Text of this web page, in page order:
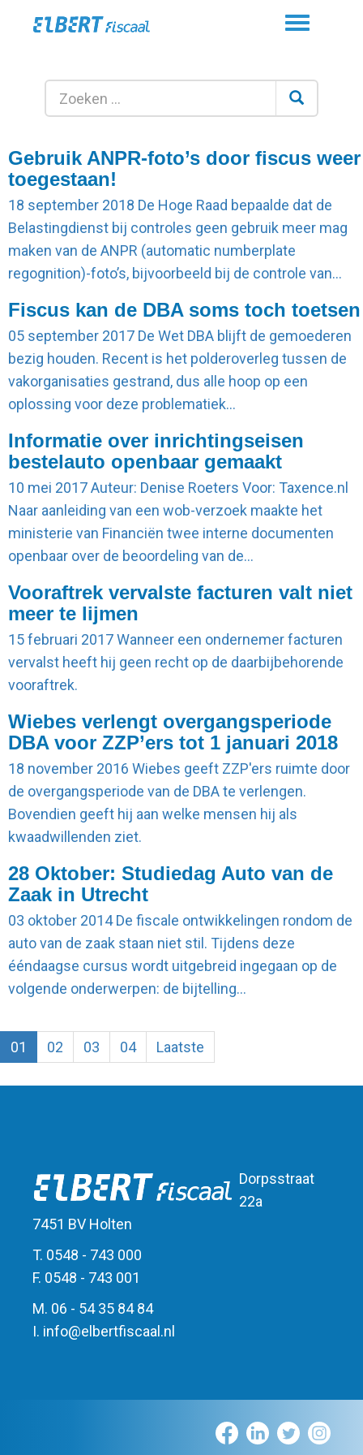
Toggle
Gebruik ANPR-foto’s door fiscus weer
toegestaan!
18 september 2018 De Hoge Raad bepaalde dat de
Belastingdienst bij controles geen gebruik meer mag
maken van de ANPR (automatic numberplate
regognition)-foto’s, bijvoorbeeld bij de controle van…
Fiscus kan de DBA soms toch toetsen
05 september 2017 De Wet DBA blijft de gemoederen
bezig houden. Recent is het polderoverleg tussen de
vakorganisaties gestrand, dus alle hoop op een
oplossing voor deze problematiek…
Informatie over inrichtingseisen
bestelauto openbaar gemaakt
10 mei 2017Auteur: Denise Roeters Voor: Taxence.nl
Naar aanleiding van een wob-verzoek maakte het
ministerie van Financiën twee interne documenten
openbaar over de beoordeling van de…
Vooraftrek vervalste facturen valt niet
meer te lijmen
15 februari 2017Wanneer een ondernemer facturen
vervalst heeft hij geen recht op de daarbijbehorende
vooraftrek.
Wiebes verlengt overgangsperiode
DBA voor ZZP’ers tot 1 januari 2018
18 november 2016 Wiebes geeft ZZP'ers ruimte door
de overgangsperiode van de DBA te verlengen.
Bovendien geeft hij aan welke mensen hij als
kwaadwillenden ziet.
28 Oktober: Studiedag Auto van de
Zaak in Utrecht
03 oktober 2014De fiscale ontwikkelingen rondom de
auto van de zaak staan niet stil. Tijdens deze
ééndaagse cursus wordt uitgebreid ingegaan op de
volgende onderwerpen: de bijtelling…
01 02 03 04 Laatste
Dorpsstraat
22a
7451 BV Holten
T. 0548 - 743 000
F. 0548 - 743 001
M. 06 - 54 35 84 84
I. info@elbertfiscaal.nl